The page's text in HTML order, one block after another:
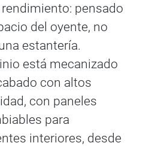
pensado
del oyente, no
estantería.
está mecanizado
con altos
con paneles
para
interiores, desde